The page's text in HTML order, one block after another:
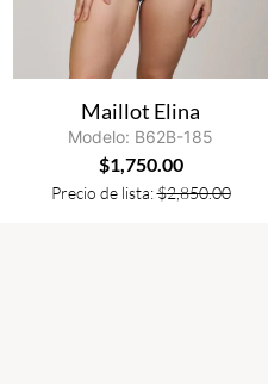
Maillot Elina
Modelo: B62B-185
$1,750.00
Precio de lista:$2,850.00